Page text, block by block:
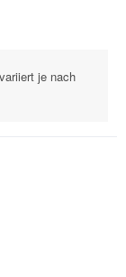
je nach